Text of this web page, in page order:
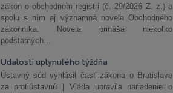
zákon o obchodnom registri (č. 29/2026 Z. z.) a
spolu s ním aj významná novela Obchodného
zákonníka. Novela prináša niekoľko
podstatných...
Udalosti uplynulého týždňa
Ústavný súd vyhlásil časť zákona o Bratislave
za protiústavnú | Vláda upravila nariadenie o